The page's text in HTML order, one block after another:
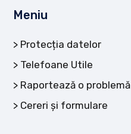
Meniu
Protecția datelor
Telefoane Utile
Raportează o problemă
Cereri și formulare